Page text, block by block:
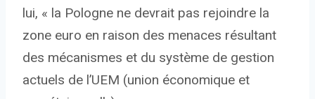
lui, « la Pologne ne devrait pas rejoindre la
zone euro en raison des menaces résultant
des mécanismes et du système de gestion
actuels de l’UEM (union économique et